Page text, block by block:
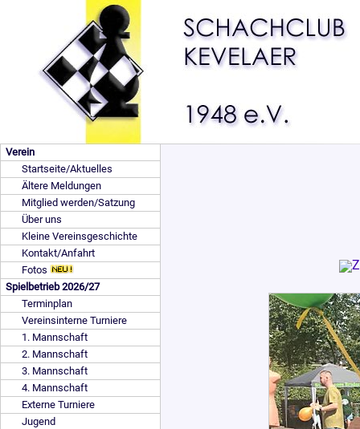
Verein
Startseite/Aktuelles
Ältere Meldungen
Mitglied werden/Satzung
Über uns
Kleine Vereinsgeschichte
Kontakt/Anfahrt
Fotos
Spielbetrieb 2026/27
Terminplan
Vereinsinterne Turniere
1. Mannschaft
2. Mannschaft
3. Mannschaft
4. Mannschaft
Externe Turniere
Jugend